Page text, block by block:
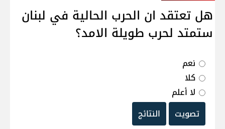
هل تعتقد ان الحرب الحالية في لبنان
ستمتد لحرب طويلة الامد؟
نعم
كلا
لا أعلم
تصويت
النتائج